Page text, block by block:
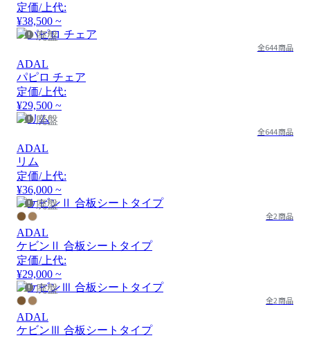
定価/上代:
¥38,500 ~
廃盤
全644商品
ADAL
パピロ チェア
定価/上代:
¥29,500 ~
廃盤
全644商品
ADAL
リム
定価/上代:
¥36,000 ~
廃盤
全2商品
ADAL
ケビンⅡ 合板シートタイプ
定価/上代:
¥29,000 ~
廃盤
全2商品
ADAL
ケビンⅢ 合板シートタイプ